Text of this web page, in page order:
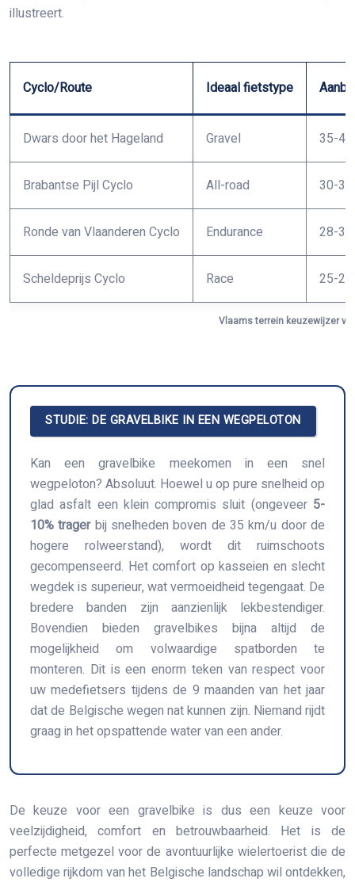
illustreert.
Vlaams terrein keuzewijzer
Cyclo/Route Ideaal fietstype
Dwars door het Hageland Gravel 35-
Brabantse Pijl Cyclo All-road 30-
Ronde van Vlaanderen Cyclo Endurance 28-
Scheldeprijs Cyclo Race 25-
STUDIE: DE GRAVELBIKE IN EEN WEGPELOTON
Kan een gravelbike meekomen in een snel
wegpeloton? Absoluut. Hoewel u op pure snelheid op
glad asfalt een klein compromis sluit (ongeveer 5-
10% tragerbij snelheden boven de 35 km/u door de
hogere rolweerstand), wordt dit ruimschoots
gecompenseerd. Het comfort op kasseien en slecht
wegdek is superieur, wat vermoeidheid tegengaat. De
bredere banden zijn aanzienlijk lekbestendiger.
Bovendien bieden gravelbikes bijna altijd de
mogelijkheid om volwaardige spatborden te
monteren. Dit is een enorm teken van respect voor
uw medefietsers tijdens de 9 maanden van het jaar
dat de Belgische wegen nat kunnen zijn. Niemand rijdt
graag in het opspattende water van een ander.
De keuze voor een gravelbike is dus een keuze voor
veelzijdigheid, comfort en betrouwbaarheid. Het is de
perfecte metgezel voor de avontuurlijke wielertoerist die de
volledige rijkdom van het Belgische landschap wil ontdekken,